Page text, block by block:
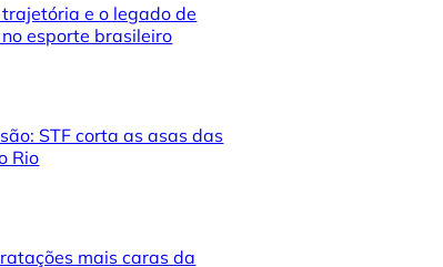
trajetória e o legado de
esporte brasileiro
STF corta as asas das
Rio
mais caras da